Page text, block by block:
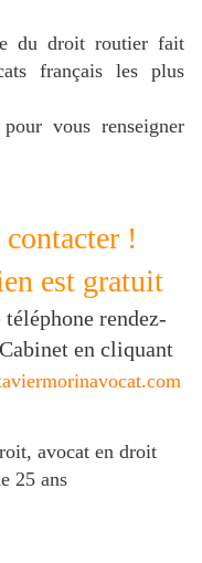
du droit routier fait
français les plus
vous renseigner
!
est gratuit
rendez-
en cliquant
avocat en droit
25 ans